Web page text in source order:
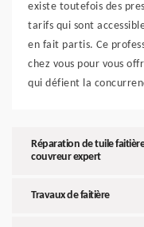
existe toutefois des
tarifs qui sont
en fait partis. Ce
chez vous pour vous
qui défient la
Réparation de tuile
couvreur expert
Travaux de faitière